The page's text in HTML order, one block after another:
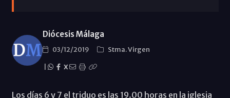
Diócesis Málaga
03/12/2019
Stma. Virgen
X
Los días 6 y 7 el triduo es las 19.00 horas en la iglesia